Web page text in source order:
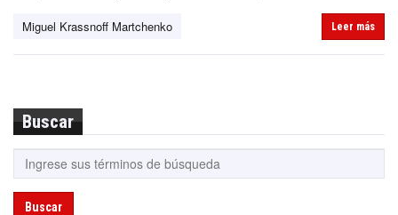
Miguel Krassnoff Martchenko Leer más
Buscar
Buscar